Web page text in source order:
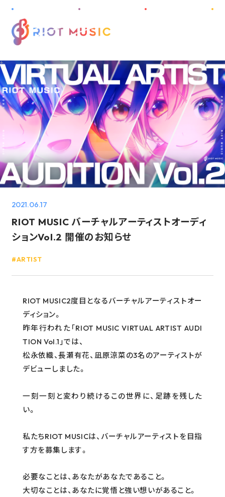
HOME
ABOUT
INFORMATION
PROJECT
ARTIST
AUDITION
GOODS
RECRUIT
GUIDELINE
PRIVACY POLICY
INFORMATION SECURITY POLICY
2021.06.17
ARTIST
RIOT MUSIC バーチャルアーティストオーディ
ションVol.2 開催のお知らせ
RIOT MUSIC2度目となるバーチャルアーティストオー
ディション。
昨年行われた「RIOT MUSIC VIRTUAL ARTIST AUDI
TION Vol.1」では、
松永依織、長瀬有花、凪原涼菜の3名のアーティストが
デビューしました。
一刻一刻と変わり続けるこの世界に、足跡を残した
い。
私たちRIOT MUSICは、バーチャルアーティストを目指
す方を募集します。
必要なことは、あなたがあなたであること。
大切なことは、あなたに覚悟と強い想いがあること。